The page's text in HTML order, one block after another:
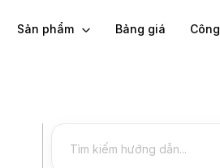
Sản phẩm Bảng giá